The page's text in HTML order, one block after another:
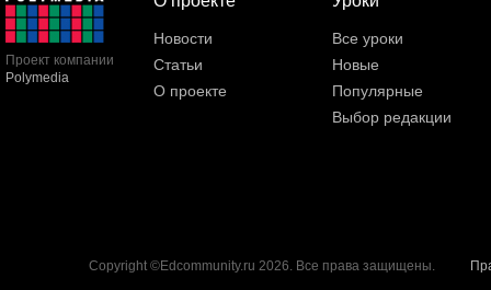
Проект компании
Polymedia
Новости
Статьи
О проекте
Все уроки
Новые
Популярные
Выбор редакции
Copyright ©Edcommunity.ru 2026. Все права защищены.